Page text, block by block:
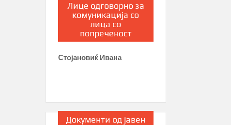
Лице одговорно за
комуникација со
лица со
попреченост
Стојановиќ Ивана
Документи од јавен